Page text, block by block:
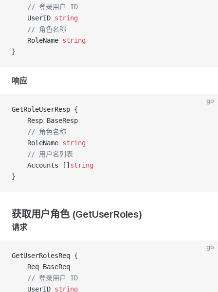
	// 登录用户 ID
	UserID
string
	// 角色名称
	RoleName
string
}
响应
go
GetRoleUserResp {
	Resp BaseResp
	// 角色名称
	RoleName
string
	// 用户名列表
	Accounts []
string
}
获取用户角色 (GetUserRoles)
请求
go
GetUserRolesReq {
	Req BaseReq
	// 登录用户 ID
	UserID
string